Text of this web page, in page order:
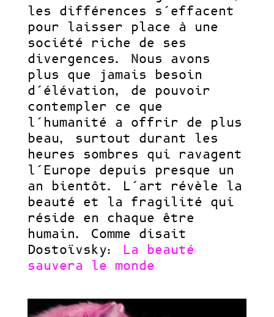
les différences s’effacent
pour laisser place à une
société riche de ses
divergences. Nous avons
plus que jamais besoin
d’élévation, de pouvoir
contempler ce que
l’humanité a offrir de plus
beau, surtout durant les
heures sombres qui ravagent
l’Europe depuis presque un
an bientôt. L’art révèle la
beauté et la fragilité qui
réside en chaque être
humain. Comme disait
Dostoïvsky: La beauté
sauvera le monde